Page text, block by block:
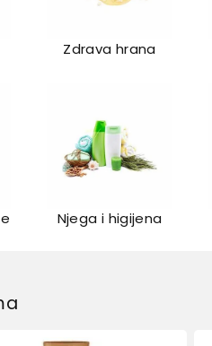
Zdrava hrana
Njega i higijena